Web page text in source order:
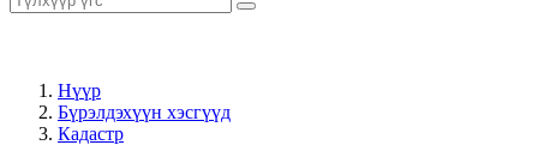
Нүүр
Бүрэлдэхүүн хэсгүүд
Кадастр